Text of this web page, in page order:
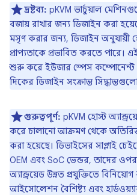
দ্রষ্টব্য: pKVM ভার্চুয়াল
বজায় রাখার জন্য ডিজাইন করা
মসৃণ করার জন্য, ডিজাইন অনুযায়ী
প্রাপ্যতাকে প্রভাবিত করতে
শুরু করে ইউজার স্পেস কম্পোনেন্ট
দিকের ডিজাইন সংক্রান্ত
গুরুত্বপূর্ণ: pKVM হোস্ট
করে চালানো আক্রমণ থেকে
করা হয়েছে। ডিভাইসের সাপ্লাই
OEM এবং SoC ভেন্ডর, তাদের
অ্যান্ড্রয়েড উন্নত প্রযুক্তিতে
আইসোলেশন বৈশিষ্ট্য এবং